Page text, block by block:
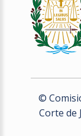
©
Corte de